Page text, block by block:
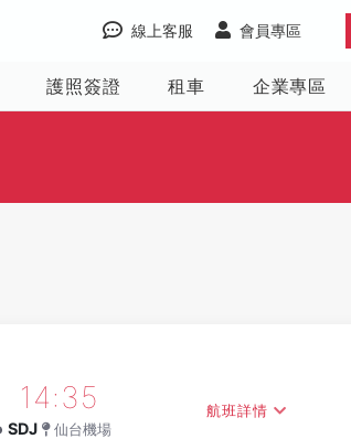
會員專區
線上客服
護照簽證 租車 企業專區
14:35
SDJ 仙台機場
航班詳情